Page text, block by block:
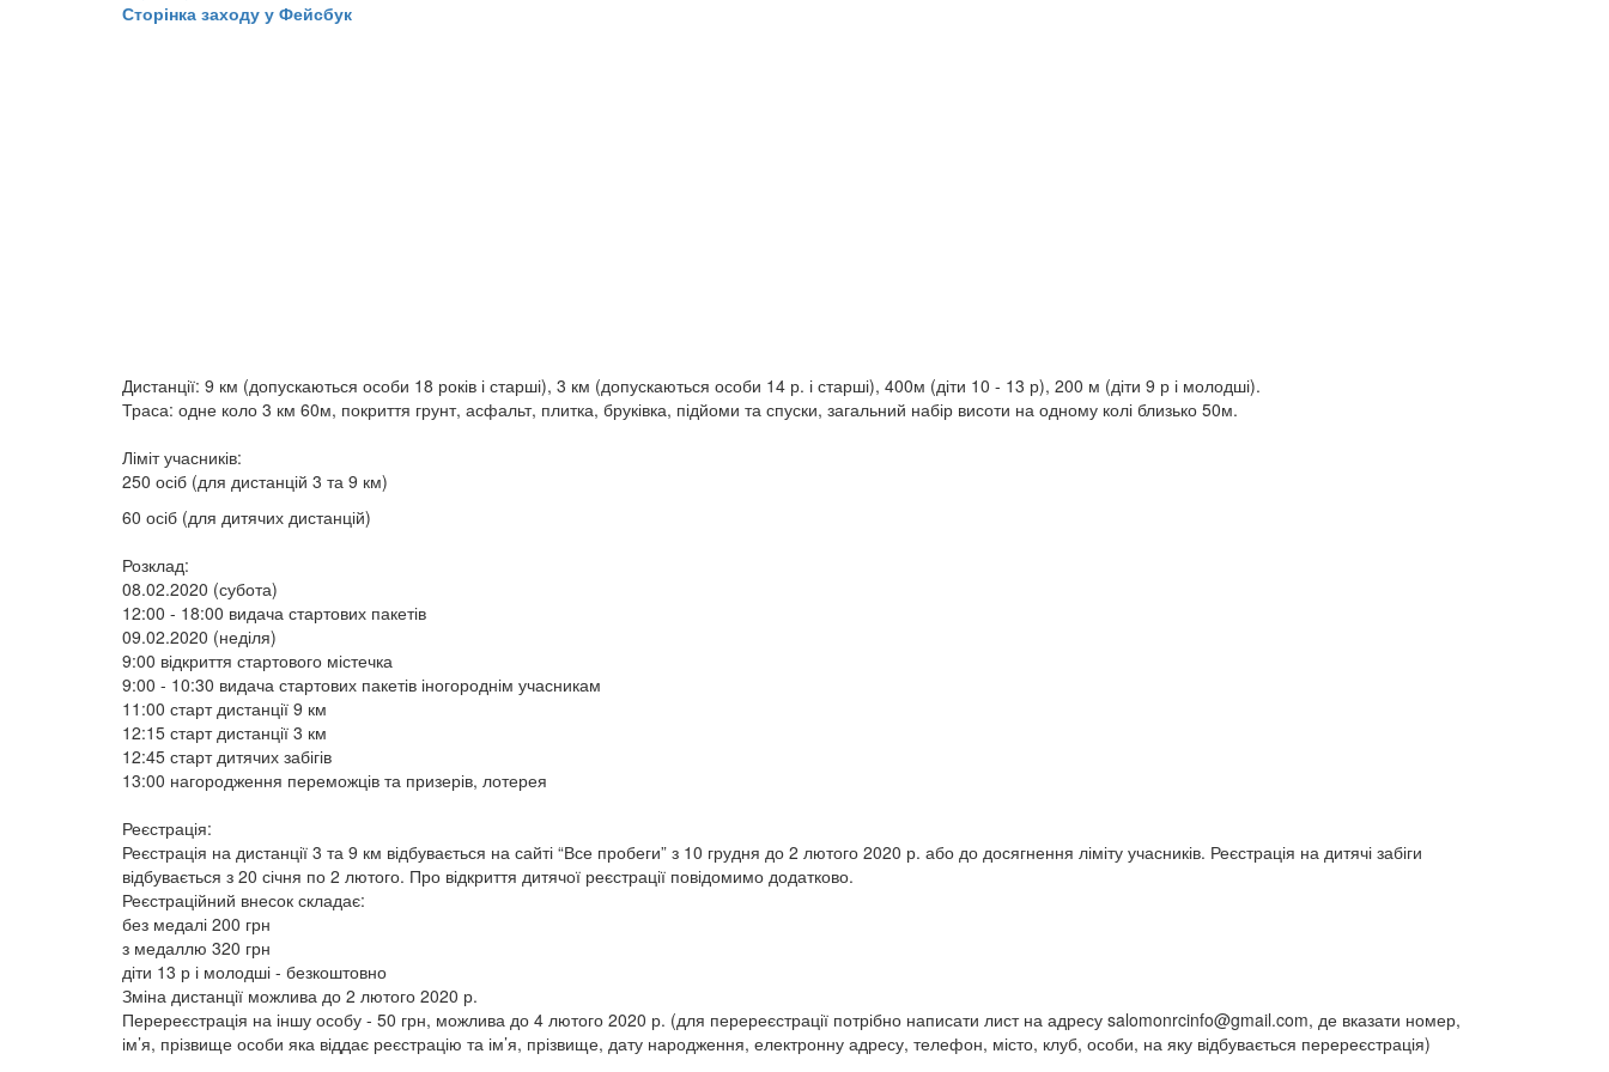
Сторінка заходу у Фейсбук
Дистанції: 9 км (допускаються особи 18 років і старші), 3 км (допускаються особи 14 р. і старші), 400м (діти 10 - 13 р), 200 м (діти 9 р і молодші).
Траса: одне коло 3 км 60м, покриття грунт, асфальт, плитка, бруківка, підйоми та спуски, загальний набір висоти на одному колі близько 50м.
Ліміт учасників:
250 осіб (для дистанцій 3 та 9 км)
60 осіб (для дитячих дистанцій)
Розклад:
08.02.2020 (субота)
12:00 - 18:00 видача стартових пакетів
09.02.2020 (неділя)
9:00 відкриття стартового містечка
9:00 - 10:30 видача стартових пакетів іногороднім учасникам
11:00 старт дистанції 9 км
12:15 старт дистанції 3 км
12:45 старт дитячих забігів
13:00 нагородження переможців та призерів, лотерея
Реєстрація:
Реєстрація на дистанції 3 та 9 км відбувається на сайті “Все пробеги” з 10 грудня до 2 лютого 2020 р. або до досягнення ліміту учасників. Реєстрація на дитячі забіги
відбувається з 20 січня по 2 лютого. Про відкриття дитячої реєстрації повідомимо додатково.
Реєстраційний внесок складає:
без медалі 200 грн
з медаллю 320 грн
діти 13 р і молодші - безкоштовно
Зміна дистанції можлива до 2 лютого 2020 р.
Перереєстрація на іншу особу - 50 грн, можлива до 4 лютого 2020 р. (для перереєстрації потрібно написати лист на адресу salomonrcinfo@gmail.com, де вказати номер,
ім’я, прізвище особи яка віддає реєстрацію та ім’я, прізвище, дату народження, електронну адресу, телефон, місто, клуб, особи, на яку відбувається перереєстрація)